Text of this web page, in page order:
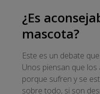
¿Es
mascota?
Este es un debate
Unos piensan que
porque sufren y se
sobre todo, si son